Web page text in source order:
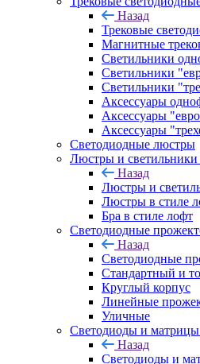
Назад
Трековые
Магнитные
Светильники
Светильники
Светильники
Аксессуары
Аксессуары
Аксессуары
Светодиодные люстры
Люстры и светильники
Назад
Люстры и
Люстры в стиле
Бра в стиле лофт
Светодиодные
Назад
Светодиодные
Стандартный и
Круглый корпус
Линейные
Уличные
Светодиоды и матрицы
Назад
Светодиоды и